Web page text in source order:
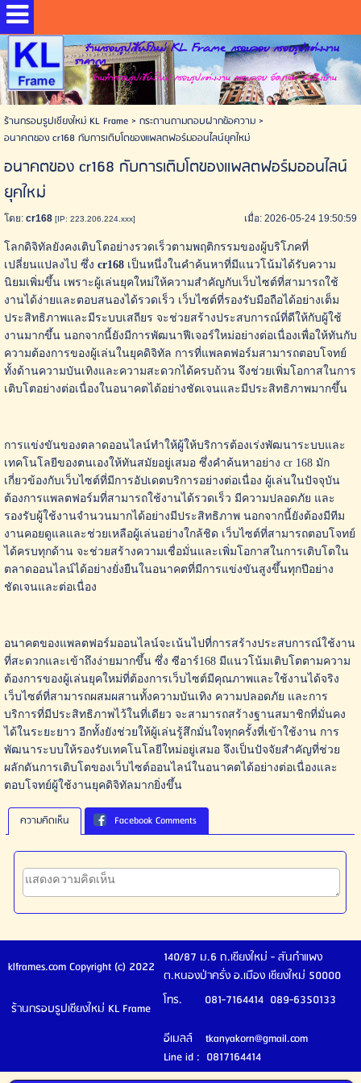
ร้านกรอบรูปเชียงใหม่ KL Frame กรอบลอย กรอบรูปแต่งงาน
ราคาถูก
ร้านทำกรอบรูปเชียงใหม่ กรอบรูปแต่งงาน กรอบลอย อัดภาพ ส่งถึงบ้าน
ร้านกรอบรูปเชียงใหม่ KL Frame> กระดานถามตอบฝากข้อความ>
อนาคตของ cr168 กับการเติบโตของแพลตฟอร์มออนไลน์ยุคใหม่
อนาคตของ cr168 กับการเติบโตของแพลตฟอร์มออนไลน์
ยุคใหม่
โดย:cr168 [IP: 223.206.224.xxx] เมื่อ: 2026-05-24 19:50:59
โลกดิจิทัลยังคงเติบโตอย่างรวดเร็วตามพฤติกรรมของผู้บริโภคที่
เปลี่ยนแปลงไป ซึ่ง cr168เป็นหนึ่งในคำค้นหาที่มีแนวโน้มได้รับความ
นิยมเพิ่มขึ้น เพราะผู้เล่นยุคใหม่ให้ความสำคัญกับเว็บไซต์ที่สามารถใช้
งานได้ง่ายและตอบสนองได้รวดเร็ว เว็บไซต์ที่รองรับมือถือได้อย่างเต็ม
ประสิทธิภาพและมีระบบเสถียร จะช่วยสร้างประสบการณ์ที่ดีให้กับผู้ใช้
งานมากขึ้น นอกจากนี้ยังมีการพัฒนาฟีเจอร์ใหม่อย่างต่อเนื่องเพื่อให้ทันกับ
ความต้องการของผู้เล่นในยุคดิจิทัล การที่แพลตฟอร์มสามารถตอบโจทย์
ทั้งด้านความบันเทิงและความสะดวกได้ครบถ้วน จึงช่วยเพิ่มโอกาสในการ
เติบโตอย่างต่อเนื่องในอนาคตได้อย่างชัดเจนและมีประสิทธิภาพมากขึ้น
การแข่งขันของตลาดออนไลน์ทำให้ผู้ให้บริการต้องเร่งพัฒนาระบบและ
เทคโนโลยีของตนเองให้ทันสมัยอยู่เสมอ ซึ่งคำค้นหาอย่าง cr 168 มัก
เกี่ยวข้องกับเว็บไซต์ที่มีการอัปเดตบริการอย่างต่อเนื่อง ผู้เล่นในปัจจุบัน
ต้องการแพลตฟอร์มที่สามารถใช้งานได้รวดเร็ว มีความปลอดภัย และ
รองรับผู้ใช้งานจำนวนมากได้อย่างมีประสิทธิภาพ นอกจากนี้ยังต้องมีทีม
งานคอยดูแลและช่วยเหลือผู้เล่นอย่างใกล้ชิด เว็บไซต์ที่สามารถตอบโจทย์
ได้ครบทุกด้าน จะช่วยสร้างความเชื่อมั่นและเพิ่มโอกาสในการเติบโตใน
ตลาดออนไลน์ได้อย่างยั่งยืนในอนาคตที่มีการแข่งขันสูงขึ้นทุกปีอย่าง
ชัดเจนและต่อเนื่อง
อนาคตของแพลตฟอร์มออนไลน์จะเน้นไปที่การสร้างประสบการณ์ใช้งาน
ที่สะดวกและเข้าถึงง่ายมากขึ้น ซึ่ง ซีอาร์168 มีแนวโน้มเติบโตตามความ
ต้องการของผู้เล่นยุคใหม่ที่ต้องการเว็บไซต์มีคุณภาพและใช้งานได้จริง
เว็บไซต์ที่สามารถผสมผสานทั้งความบันเทิง ความปลอดภัย และการ
บริการที่มีประสิทธิภาพไว้ในที่เดียว จะสามารถสร้างฐานสมาชิกที่มั่นคง
ได้ในระยะยาว อีกทั้งยังช่วยให้ผู้เล่นรู้สึกมั่นใจทุกครั้งที่เข้าใช้งาน การ
พัฒนาระบบให้รองรับเทคโนโลยีใหม่อยู่เสมอ จึงเป็นปัจจัยสำคัญที่ช่วย
ผลักดันการเติบโตของเว็บไซต์ออนไลน์ในอนาคตได้อย่างต่อเนื่องและ
ตอบโจทย์ผู้ใช้งานยุคดิจิทัลมากยิ่งขึ้น
ความคิดเห็น Facebook Comments
klframes.com Copyright (c) 2022
140/87 ม.6 ถ.เชียงใหม่ - สันกำแพง
ต.หนองป่าครั่ง อ.เมือง เชียงใหม่ 50000
ร้านกรอบรูปเชียงใหม่ KL Frame
โทร. 081-7164414 089-6350133
อีเมลล์ tkanyakorn@gmail.com
Line id : 0817164414